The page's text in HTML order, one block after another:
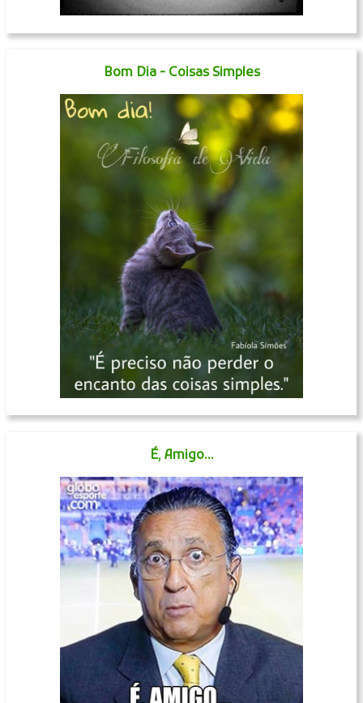
Bom Dia - Coisas Simples
É, Amigo...